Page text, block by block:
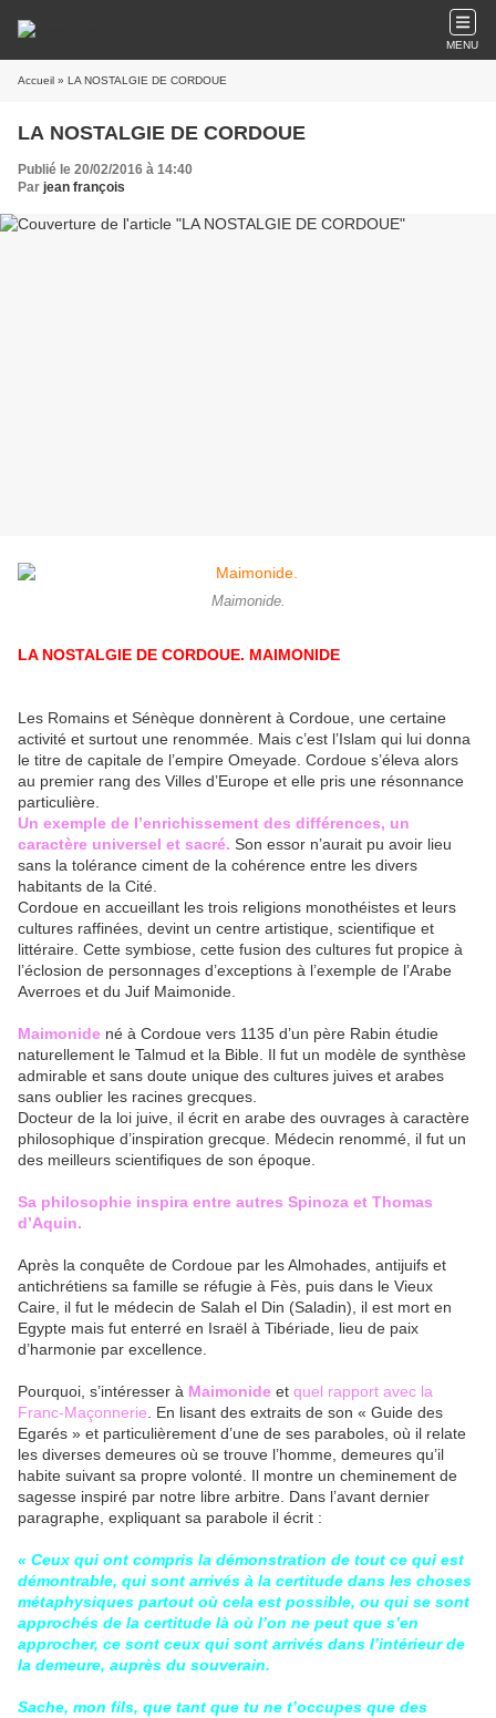
MENU
Accueil » LA NOSTALGIE DE CORDOUE
LA NOSTALGIE DE CORDOUE
Publié le 20/02/2016 à 14:40
Par jean françois
Maimonide.
LA NOSTALGIE DE CORDOUE. MAIMONIDE
Les Romains et Sénèque donnèrent à Cordoue, une certaine
activité et surtout une renommée. Mais c’est l’Islam qui lui donna
le titre de capitale de l’empire Omeyade. Cordoue s’éleva alors
au premier rang des Villes d’Europe et elle pris une résonnance
particulière.
Un exemple de l’enrichissement des différences, un
caractère universel et sacré. Son essor n’aurait pu avoir lieu
sans la tolérance ciment de la cohérence entre les divers
habitants de la Cité.
Cordoue en accueillant les trois religions monothéistes et leurs
cultures raffinées, devint un centre artistique, scientifique et
littéraire. Cette symbiose, cette fusion des cultures fut propice à
l’éclosion de personnages d’exceptions à l’exemple de l’Arabe
Averroes et du Juif Maimonide.
Maimonide né à Cordoue vers 1135 d’un père Rabin étudie
naturellement le Talmud et la Bible. Il fut un modèle de synthèse
admirable et sans doute unique des cultures juives et arabes
sans oublier les racines grecques.
Docteur de la loi juive, il écrit en arabe des ouvrages à caractère
philosophique d’inspiration grecque. Médecin renommé, il fut un
des meilleurs scientifiques de son époque.
Sa philosophie inspira entre autres Spinoza et Thomas
d’Aquin.
Après la conquête de Cordoue par les Almohades, antijuifs et
antichrétiens sa famille se réfugie à Fès, puis dans le Vieux
Caire, il fut le médecin de Salah el Din (Saladin), il est mort en
Egypte mais fut enterré en Israël à Tibériade, lieu de paix
d’harmonie par excellence.
Pourquoi, s’intéresser à Maimonide et quel rapport avec la
Franc-Maçonnerie . En lisant des extraits de son « Guide des
Egarés » et particulièrement d’une de ses paraboles, où il relate
les diverses demeures où se trouve l’homme, demeures qu’il
habite suivant sa propre volonté. Il montre un cheminement de
sagesse inspiré par notre libre arbitre. Dans l’avant dernier
paragraphe, expliquant sa parabole il écrit :
« Ceux qui ont compris la démonstration de tout ce qui est
démontrable, qui sont arrivés à la certitude dans les choses
métaphysiques partout où cela est possible, ou qui se sont
approchés de la certitude là où l’on ne peut que s’en
approcher, ce sont ceux qui sont arrivés dans l’intérieur de
la demeure, auprès du souverain.
Sache, mon fils, que tant que tu ne t’occupes que des